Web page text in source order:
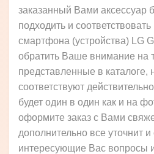
заказанный Вами аксессуар
подходить и
смартфона (устройства) LG
обратить Ваше внимание на
представленные в каталоге,
соответствуют
будет один в один как и на
оформите заказ с Вами
дополнительно все уточнит и
интересующие Вас вопросы